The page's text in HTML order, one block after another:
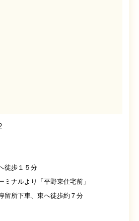
徒歩１５分
ミナルより「平野東住宅前」
留所下車、東へ徒歩約７分